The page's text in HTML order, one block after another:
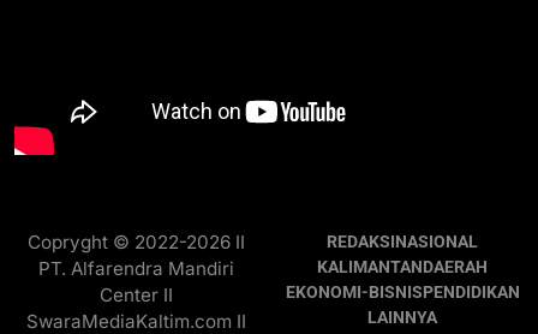
Copryght © 2022-2026 II
PT. Alfarendra Mandiri
Center II
SwaraMediaKaltim.com II
REDAKSINASIONAL
KALIMANTANDAERAH
EKONOMI-BISNISPENDIDIKAN
LAINNYA